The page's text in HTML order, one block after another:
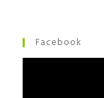
Facebook